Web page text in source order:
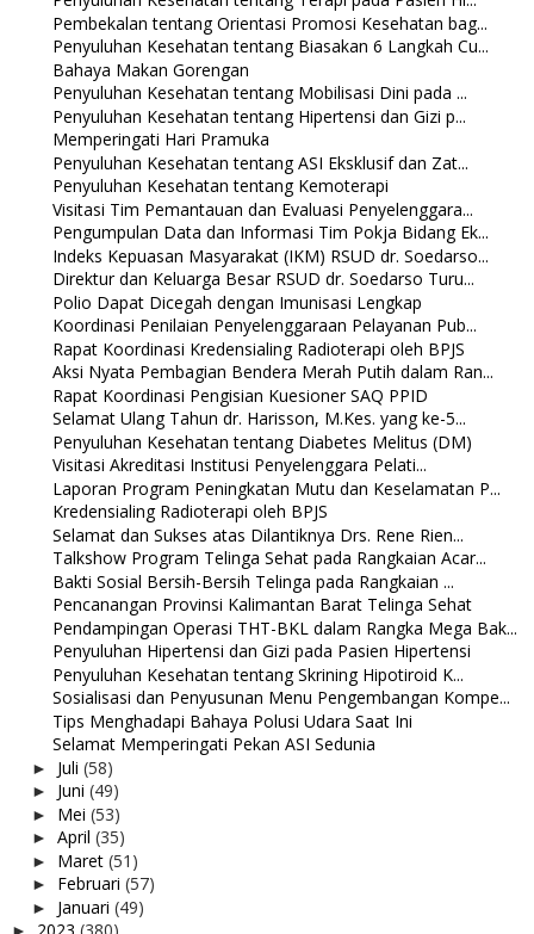
Pembekalan tentang Orientasi Promosi Kesehatan bag...
Penyuluhan Kesehatan tentang Biasakan 6 Langkah Cu...
Bahaya Makan Gorengan
Penyuluhan Kesehatan tentang Mobilisasi Dini pada ...
Penyuluhan Kesehatan tentang Hipertensi dan Gizi p...
Memperingati Hari Pramuka
Penyuluhan Kesehatan tentang ASI Eksklusif dan Zat...
Penyuluhan Kesehatan tentang Kemoterapi
Visitasi Tim Pemantauan dan Evaluasi Penyelenggara...
Pengumpulan Data dan Informasi Tim Pokja Bidang Ek...
Indeks Kepuasan Masyarakat (IKM) RSUD dr. Soedarso...
Direktur dan Keluarga Besar RSUD dr. Soedarso Turu...
Polio Dapat Dicegah dengan Imunisasi Lengkap
Koordinasi Penilaian Penyelenggaraan Pelayanan Pub...
Rapat Koordinasi Kredensialing Radioterapi oleh BPJS
Aksi Nyata Pembagian Bendera Merah Putih dalam Ran...
Rapat Koordinasi Pengisian Kuesioner SAQ PPID
Selamat Ulang Tahun dr. Harisson, M.Kes. yang ke-5...
Penyuluhan Kesehatan tentang Diabetes Melitus (DM)
Visitasi Akreditasi Institusi Penyelenggara Pelati...
Laporan Program Peningkatan Mutu dan Keselamatan P...
Kredensialing Radioterapi oleh BPJS
Selamat dan Sukses atas Dilantiknya Drs. Rene Rien...
Talkshow Program Telinga Sehat pada Rangkaian Acar...
Bakti Sosial Bersih-Bersih Telinga pada Rangkaian ...
Pencanangan Provinsi Kalimantan Barat Telinga Sehat
Pendampingan Operasi THT-BKL dalam Rangka Mega Bak...
Penyuluhan Hipertensi dan Gizi pada Pasien Hipertensi
Penyuluhan Kesehatan tentang Skrining Hipotiroid K...
Sosialisasi dan Penyusunan Menu Pengembangan Kompe...
Tips Menghadapi Bahaya Polusi Udara Saat Ini
Selamat Memperingati Pekan ASI Sedunia
► Juli (58)
► Juni (49)
► Mei (53)
► April (35)
► Maret (51)
► Februari (57)
► Januari (49)